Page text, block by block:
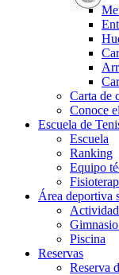
Carta de
Conoce
Escuela de
Escuela
Ranking
Equipo
Área deportiva
Piscina
Reservas
Reserva